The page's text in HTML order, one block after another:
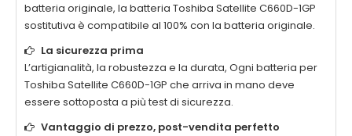
batteria originale, la batteria Toshiba Satellite C660D-1GP
sostitutiva è compatibile al 100% con la batteria originale.
La sicurezza prima
L’artigianalità, la robustezza e la durata, Ogni batteria per
Toshiba Satellite C660D-1GP che arriva in mano deve
essere sottoposta a più test di sicurezza.
Vantaggio di prezzo, post-vendita perfetto